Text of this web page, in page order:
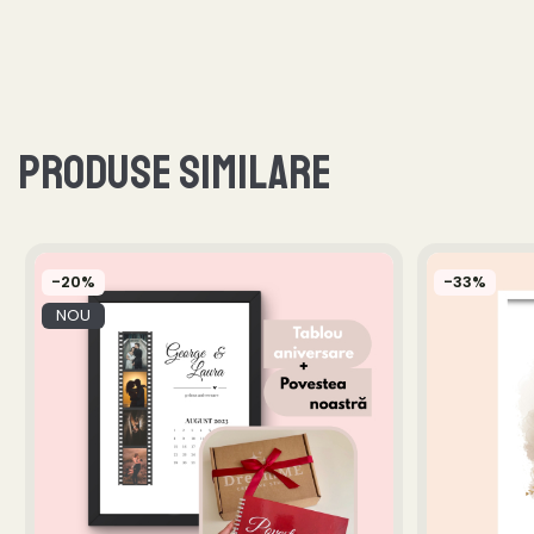
Produse similare
-20%
NOU
-33%